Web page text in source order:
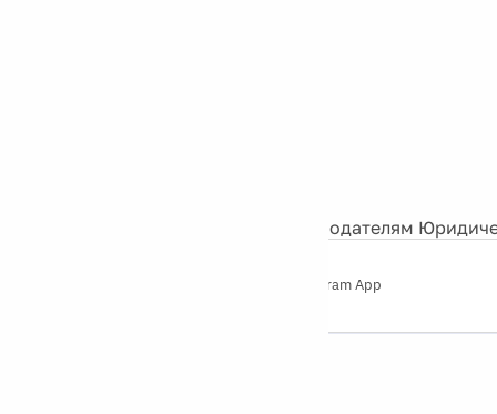
Рекламодателям
Telegram App